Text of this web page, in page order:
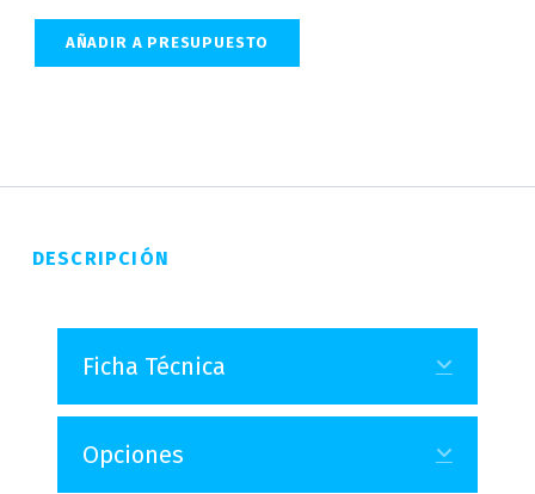
AÑADIR A PRESUPUESTO
DESCRIPCIÓN
Ficha Técnica Expand
Opciones Expand